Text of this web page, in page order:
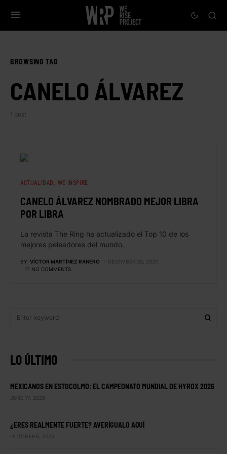
BROWSING TAG
CANELO ÁLVAREZ
1 post
ACTUALIDAD WE INSPIRE
CANELO ÁLVAREZ NOMBRADO MEJOR LIBRA
POR LIBRA
La revista The Ring ha actualizado el Top 10 de los
mejores peleadores del mundo.
BY VÍCTOR MARTÍNEZ RANERO
DECEMBER 30, 2020
NO COMMENTS
LO ÚLTIMO
MEXICANOS EN ESTOCOLMO: EL CAMPEONATO MUNDIAL DE HYROX 2026
JUNE 17, 2026
¿ERES REALMENTE FUERTE? AVERÍGUALO AQUÍ
OCTOBER 6, 2025